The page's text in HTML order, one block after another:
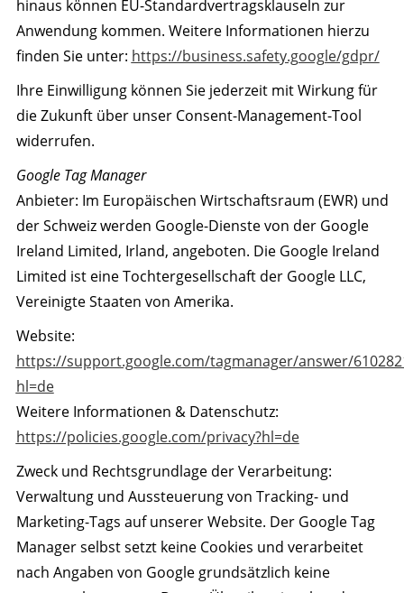
hinaus können EU-Standardvertragsklauseln zur
Anwendung kommen. Weitere Informationen hierzu
finden Sie unter: https://business.safety.google/gdpr/
Ihre Einwilligung können Sie jederzeit mit Wirkung für
die Zukunft über unser Consent-Management-Tool
widerrufen.
Google Tag Manager
Anbieter: Im Europäischen Wirtschaftsraum (EWR) und
der Schweiz werden Google-Dienste von der Google
Ireland Limited, Irland, angeboten. Die Google Ireland
Limited ist eine Tochtergesellschaft der Google LLC,
Vereinigte Staaten von Amerika.
Website:
https://support.google.com/tagmanager/answer/
hl=de
Weitere Informationen & Datenschutz:
https://policies.google.com/privacy?hl=de
Zweck und Rechtsgrundlage der Verarbeitung:
Verwaltung und Aussteuerung von Tracking- und
Marketing-Tags auf unserer Website. Der Google Tag
Manager selbst setzt keine Cookies und verarbeitet
nach Angaben von Google grundsätzlich keine